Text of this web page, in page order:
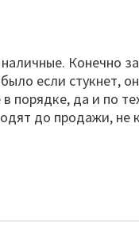
Конечно
если стукнет,
да и по
до продажи, не